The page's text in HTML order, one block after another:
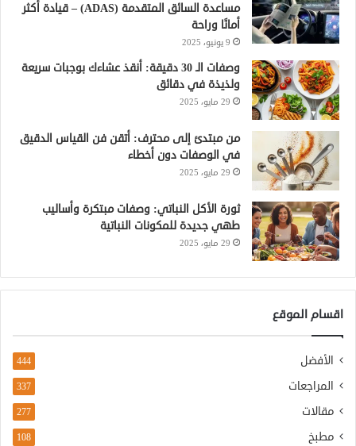
مساعدة السائق المتقدمة (ADAS) – قيادة أكثر
أمانًا وراحة
9 يونيو، 2025
وصفات الـ 30 دقيقة: أنقذ عشاءك بوجبات سريعة
ولذيذة في دقائق
29 مايو، 2025
من مبتدئ إلى محترف: أتقن فن القياس الدقيق
في الوصفات دون أخطاء
29 مايو، 2025
ثورة الأكل النباتي: وصفات مبتكرة وأساليب
طهي جديدة للمكونات النباتية
29 مايو، 2025
اقسام الموقع
الأفضل 444
المراجعات 337
مقالات 277
مطبخ 108